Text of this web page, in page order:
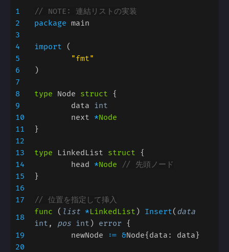
1
2
package
3
4
import
5
6
7
8
type Node struct
9
	data
10
	next
*
11
12
13
type LinkedList struct
14
	head
*Node
15
16
17
18
func ( list *LinkedList ) Insert(
int , pos int ) error
19
	newNode
:= &
20